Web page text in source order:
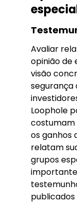
Avaliar
opinião de
visão
segurança
Loophole
costumam
os ganhos
relatam
grupos